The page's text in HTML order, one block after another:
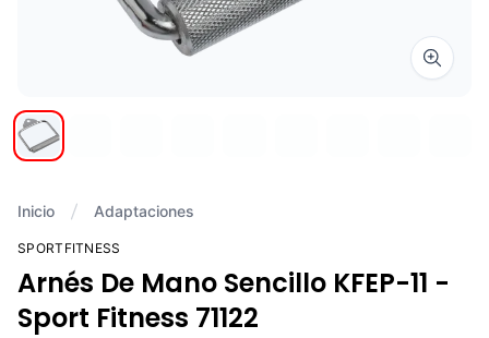
Zoom
Inicio Adaptaciones
SPORTFITNESS
Arnés De Mano Sencillo KFEP-11 -
Sport Fitness 71122